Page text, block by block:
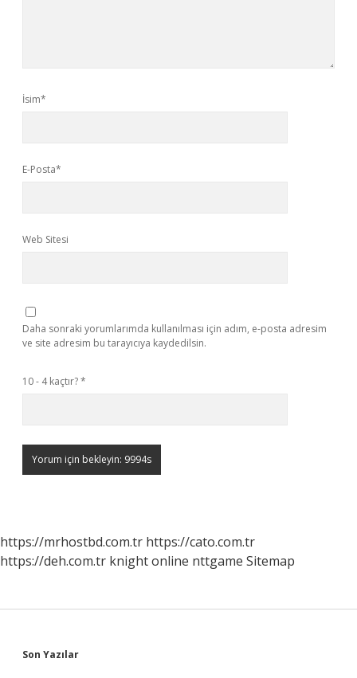
İsim*
E-Posta*
Web Sitesi
Daha sonraki yorumlarımda kullanılması için adım, e-posta adresim
ve site adresim bu tarayıcıya kaydedilsin.
10 - 4 kaçtır?*
https://mrhostbd.com.tr https://cato.com.tr
https://deh.com.tr knight online nttgame Sitemap
Sidebar
Son Yazılar